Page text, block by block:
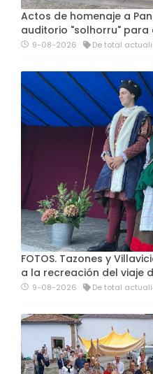
Actos de homenaje a
auditorio "solhorru"
9-08-2026 De total
FOTOS. Tazones y
a la recreación del viaje
9-08-2026 De total